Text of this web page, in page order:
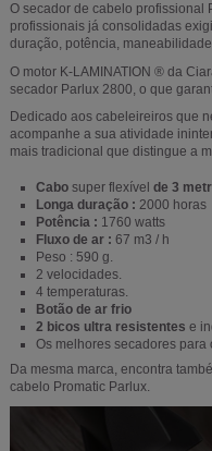
O secador de cabelo profissional
profissionais já consolidadas
duração, potência,
O motor K-LAMINATION ® da
secador Parlux 2800, o que
Dedicado aos cabeleireiros que
acompanhe a sua atividade
mais tradicional que distingue a
Cabo super flexível de 3
Longa duração : 2000 horas
Potência : 1760 watts
Fluxo de ar : 67 m3 / h
Peso : 590 g.
2 velocidades.
4 temperaturas.
Botão de ar frio
2 bicos ultra resistentes e
Os melhores secadores
Da mesma marca, encontra
cabelo Promatic Parlux.